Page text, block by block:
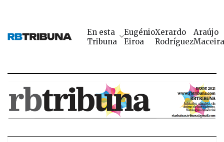
En esta
Tribuna
Eugénio
Eiroa
Xerardo
Rodríguez
Araújo
Maceira